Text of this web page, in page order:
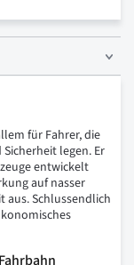
für Fahrer, die
legen. Er
entwickelt
auf nasser
aus. Schlussendlich